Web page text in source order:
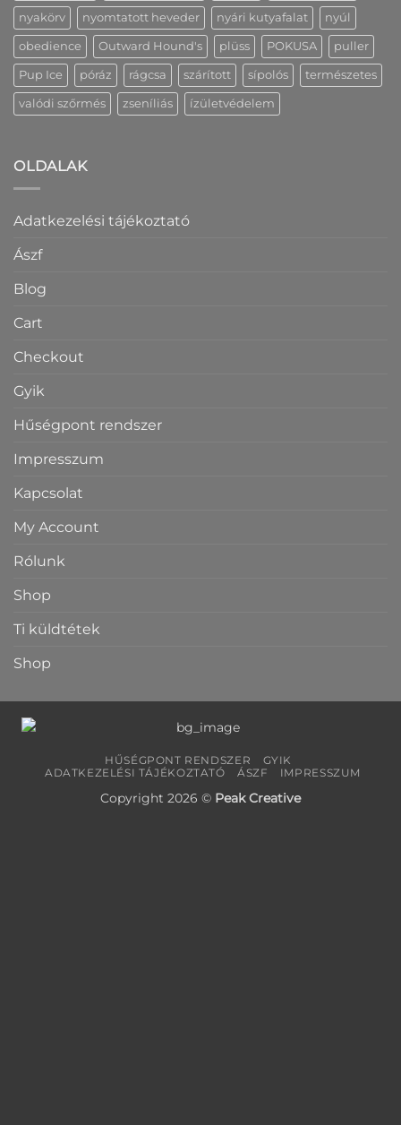
nyakörv nyomtatott heveder nyári kutyafalat nyúl
obedience Outward Hound's plüss POKUSA puller
Pup Ice póráz rágcsa szárított sípolós természetes
valódi szőrmés zseníliás ízületvédelem
OLDALAK
Adatkezelési tájékoztató
Ászf
Blog
Cart
Checkout
Gyik
Hűségpont rendszer
Impresszum
Kapcsolat
My Account
Rólunk
Shop
Ti küldtétek
Shop
HŰSÉGPONT RENDSZER
GYIK
ADATKEZELÉSI TÁJÉKOZTATÓ
ÁSZF IMPRESSZUM
Copyright 2026 © Peak Creative